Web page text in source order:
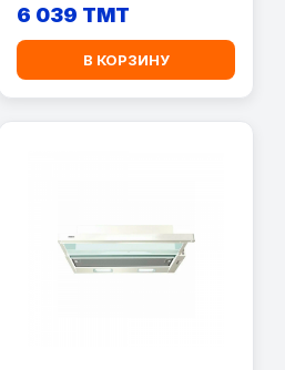
6 039 TMT
В КОРЗИНУ